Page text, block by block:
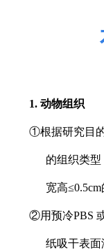
1. 动物组织
①根据研究目
的组织类
宽高
②用预冷PBS
纸吸干表面